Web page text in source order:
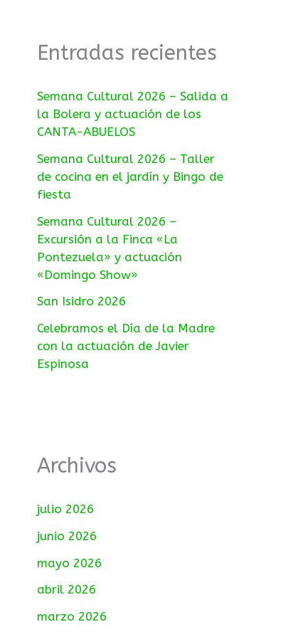
Entradas recientes
Semana Cultural 2026 – Salida a
la Bolera y actuación de los
CANTA-ABUELOS
Semana Cultural 2026 – Taller
de cocina en el jardín y Bingo de
fiesta
Semana Cultural 2026 –
Excursión a la Finca «La
Pontezuela» y actuación
«Domingo Show»
San Isidro 2026
Celebramos el Día de la Madre
con la actuación de Javier
Espinosa
Archivos
julio 2026
junio 2026
mayo 2026
abril 2026
marzo 2026